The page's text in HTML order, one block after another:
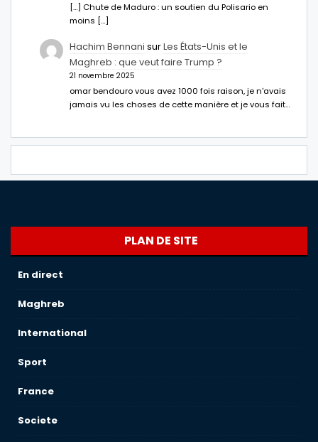
[…] Chute de Maduro : un soutien du Polisario en
moins […]
Hachim Bennani surLes États-Unis et le
Maghreb : que veut faire Trump ?
21 novembre 2025
omar bendouro vous avez 1000 fois raison, je n'avais
jamais vu les choses de cette manière et je vous fait…
PLAN DE SITE
En direct
Maghreb
International
Sport
France
Societe